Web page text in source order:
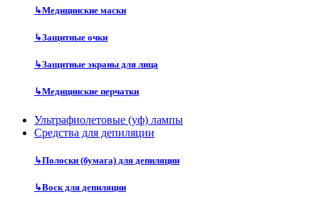
↳Медицинские маски
↳Защитные очки
↳Защитные экраны для лица
↳Медицинские перчатки
Ультрафиолетовые (уф) лампы
Средства для депиляции
↳Полоски (бумага) для депиляции
↳Воск для депиляции